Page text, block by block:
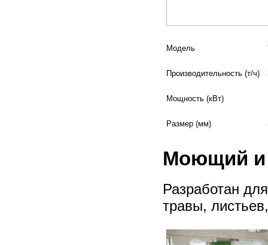
Модель
Производительность (т/ч)
Мощность (кВт)
Размер (мм)
Моющий и
Разработан
травы,